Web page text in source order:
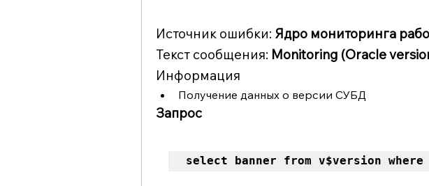
Источник ошибки: Ядро мониторинга
Текст сообщения: Monitoring (Oracle
Информация
Получение данных о версии СУБД
Запрос
select banner from v$version